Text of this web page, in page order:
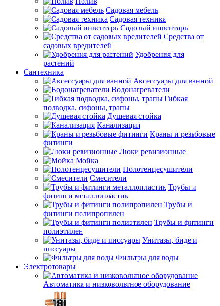
Садовая мебель
Садовая техника
Садовый инвентарь
Средства от
садовых вредителей
Удобрения для
растений
Сантехника
Аксессуары для ванной
Водонагреватели
Гибкая
подводка, сифоны, трапы
Душевая стойка
Канализация
Краны и резьбовые
фитинги
Люки ревизионные
Мойка
Полотенцесушители
Смесители
Трубы и
фитинги металлопластик
Трубы и
фитинги полипропилен
Трубы и фитинги
полиэтилен
Унитазы, биде и
писсуары
Фильтры для воды
Электротовары
Автоматика и низковольтное оборудование